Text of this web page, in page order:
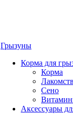
Грызуны
Корма для
Корма
Сено
Аксессуары